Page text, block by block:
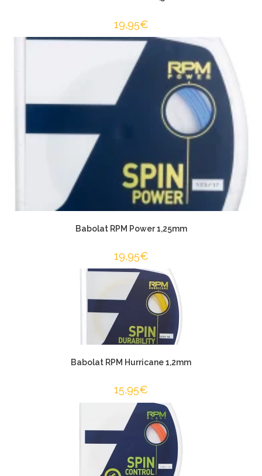
19,95€
Babolat RPM Power 1,25mm
19,95€
Babolat RPM Hurricane 1,2mm
15,95€